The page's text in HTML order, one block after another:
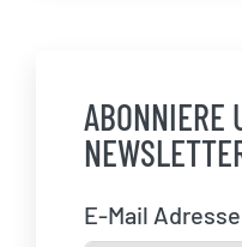
ABONNIERE
E-Mail Adresse